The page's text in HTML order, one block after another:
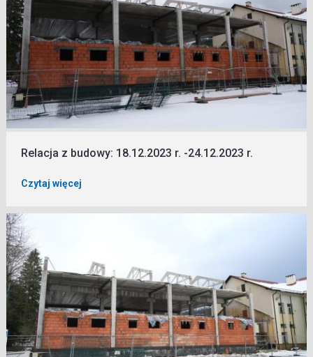
Relacja z budowy: 18.12.2023 r. -24.12.2023 r.
Czytaj więcej